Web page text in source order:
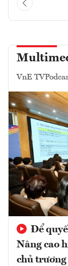
VnE TV
Để
Nâng cao
chủ